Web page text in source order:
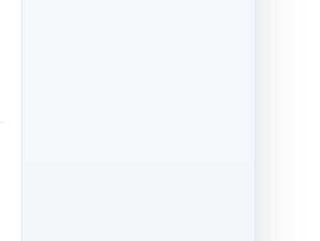
богаты на всякое доброе дело».